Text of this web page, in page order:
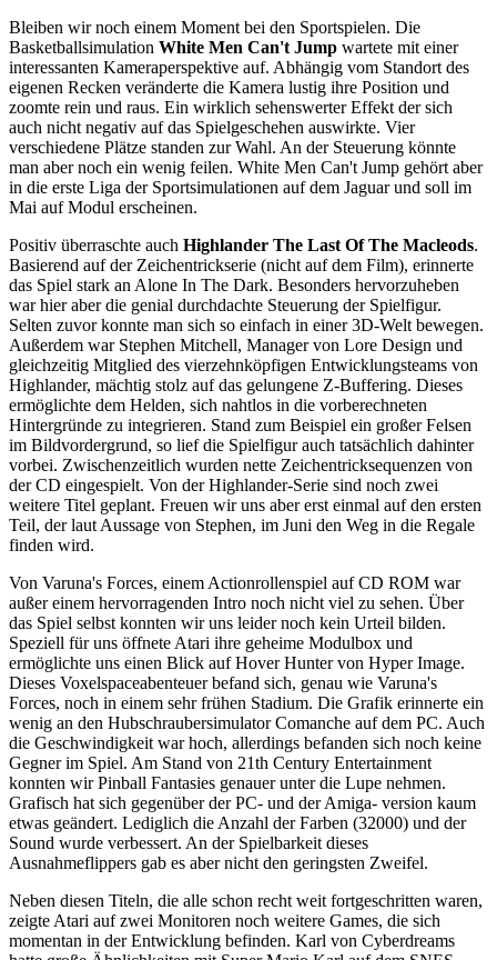
Bleiben wir noch einem Moment bei den Sportspielen. Die
Basketballsimulation White Men Can't Jump wartete mit einer
interessanten Kameraperspektive auf. Abhängig vom Standort des
eigenen Recken veränderte die Kamera lustig ihre Position und
zoomte rein und raus. Ein wirklich sehenswerter Effekt der sich
auch nicht negativ auf das Spielgeschehen auswirkte. Vier
verschiedene Plätze standen zur Wahl. An der Steuerung könnte
man aber noch ein wenig feilen. White Men Can't Jump gehört aber
in die erste Liga der Sportsimulationen auf dem Jaguar und soll im
Mai auf Modul erscheinen.
Positiv überraschte auch Highlander The Last Of The Macleods.
Basierend auf der Zeichentrickserie (nicht auf dem Film), erinnerte
das Spiel stark an Alone In The Dark. Besonders hervorzuheben
war hier aber die genial durchdachte Steuerung der Spielfigur.
Selten zuvor konnte man sich so einfach in einer 3D-Welt bewegen.
Außerdem war Stephen Mitchell, Manager von Lore Design und
gleichzeitig Mitglied des vierzehnköpfigen Entwicklungsteams von
Highlander, mächtig stolz auf das gelungene Z-Buffering. Dieses
ermöglichte dem Helden, sich nahtlos in die vorberechneten
Hintergründe zu integrieren. Stand zum Beispiel ein großer Felsen
im Bildvordergrund, so lief die Spielfigur auch tatsächlich dahinter
vorbei. Zwischenzeitlich wurden nette Zeichentricksequenzen von
der CD eingespielt. Von der Highlander-Serie sind noch zwei
weitere Titel geplant. Freuen wir uns aber erst einmal auf den ersten
Teil, der laut Aussage von Stephen, im Juni den Weg in die Regale
finden wird.
Von Varuna's Forces, einem Actionrollenspiel auf CD ROM war
außer einem hervorragenden Intro noch nicht viel zu sehen. Über
das Spiel selbst konnten wir uns leider noch kein Urteil bilden.
Speziell für uns öffnete Atari ihre geheime Modulbox und
ermöglichte uns einen Blick auf Hover Hunter von Hyper Image.
Dieses Voxelspaceabenteuer befand sich, genau wie Varuna's
Forces, noch in einem sehr frühen Stadium. Die Grafik erinnerte ein
wenig an den Hubschraubersimulator Comanche auf dem PC. Auch
die Geschwindigkeit war hoch, allerdings befanden sich noch keine
Gegner im Spiel. Am Stand von 21th Century Entertainment
konnten wir Pinball Fantasies genauer unter die Lupe nehmen.
Grafisch hat sich gegenüber der PC- und der Amiga- version kaum
etwas geändert. Lediglich die Anzahl der Farben (32000) und der
Sound wurde verbessert. An der Spielbarkeit dieses
Ausnahmeflippers gab es aber nicht den geringsten Zweifel.
Neben diesen Titeln, die alle schon recht weit fortgeschritten waren,
zeigte Atari auf zwei Monitoren noch weitere Games, die sich
momentan in der Entwicklung befinden. Karl von Cyberdreams